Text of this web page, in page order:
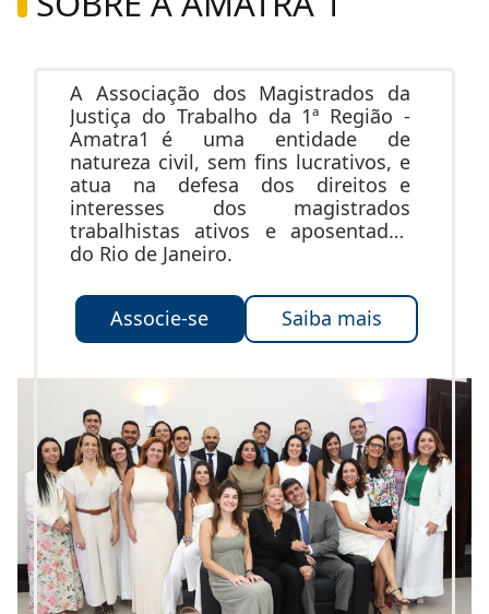
A Associação dos Magistrados da
Justiça do Trabalho da 1ª Região -
Amatra1 é uma entidade de
natureza civil, sem fins lucrativos, e
atua na defesa dos direitos e
interesses dos magistrados
trabalhistas ativos e aposentados
do Rio de Janeiro.
Associe-se Saiba mais